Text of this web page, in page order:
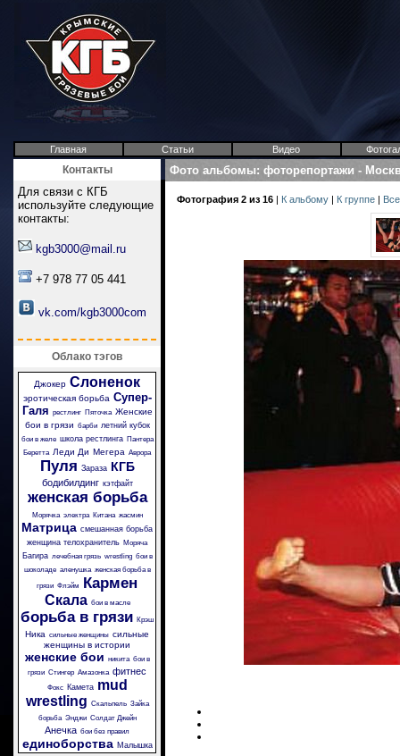
Главная Статьи Видео
Контакты
Для связи с КГБ
используйте следующие
контакты:
kgb3000@mail.ru
+7 978 77 05 441
vk.com/kgb3000com
Облако тэгов
Джокер Слоненок
эротическая борьба Супер-
Галя рестлинг Пяточка Женские
бои в грязи барби летний кубок
бои в желе школа рестлинга
Пантера
Беретта Леди Ди Мегера Аврора
Пуля Зараза КГБ
бодибилдинг кэтфайт
женская борьба
Морячка электра Китана жасмин
Матрица смешанная борьба
женщина телохранитель Моряча
Багира лечебная грязь wrestling бои в
шоколаде аленушка женская борьба в
грязи Флэйм Кармен
Скала бои в масле
борьба в грязи Крэш
Ника сильные женщины сильные
женщины в истории
женские бои никита бои в
грязи Стингер Амазонка фитнес
Фокс Камета mud
wrestling Скальпель Зайка
борьба Энджи Солдат Джейн
Анечка бои без правил
единоборства Малышка
Фото альбомы: фоторепортажи -
Фотография 2 из 16 | К альбому | К группе |